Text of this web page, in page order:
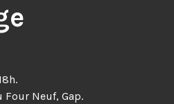
Four Neuf, Gap.